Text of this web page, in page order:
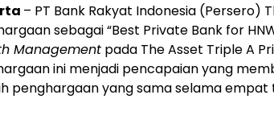
– PT Bank Rakyat Indonesia
sebagai “Best Private Bank for
Management pada The Asset Triple A
ini menjadi pencapaian yang
penghargaan yang sama selama